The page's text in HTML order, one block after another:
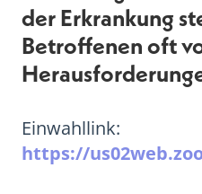
der Erkrankung
Betroffenen oft
Einwahllink:
https://